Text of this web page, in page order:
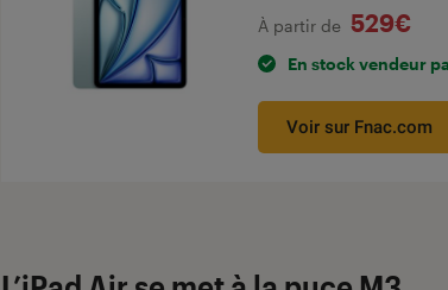
À partir de 529€
En stock vendeur
Voir sur Fnac.com